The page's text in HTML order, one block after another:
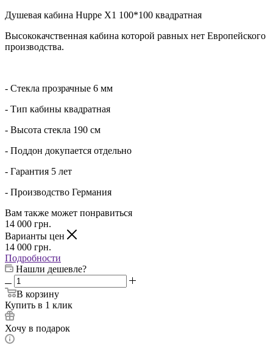
Душевая кабина Huppe X1 100*100 квадратная
Высококачственная кабина которой равных нет Европейского
производства.
- Стекла прозрачные 6 мм
- Тип кабины квадратная
- Высота стекла 190 см
- Поддон докупается отдельно
- Гарантия 5 лет
- Производство Германия
Вам также может понравиться
14 000 грн.
Варианты цен
14 000 грн.
Подробности
Нашли дешевле?
В корзину
Купить в 1 клик
Хочу в подарок